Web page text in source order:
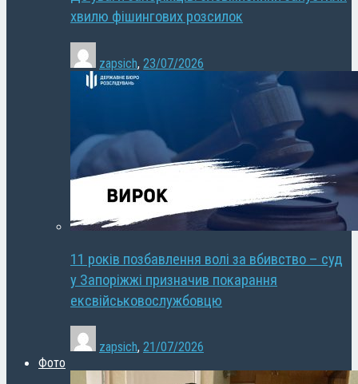
хвилю фішингових розсилок
zapsich, 23/07/2026
11 років позбавлення волі за вбивство – суд
у Запоріжжі призначив покарання
ексвійськовослужбовцю
zapsich, 21/07/2026
Фото